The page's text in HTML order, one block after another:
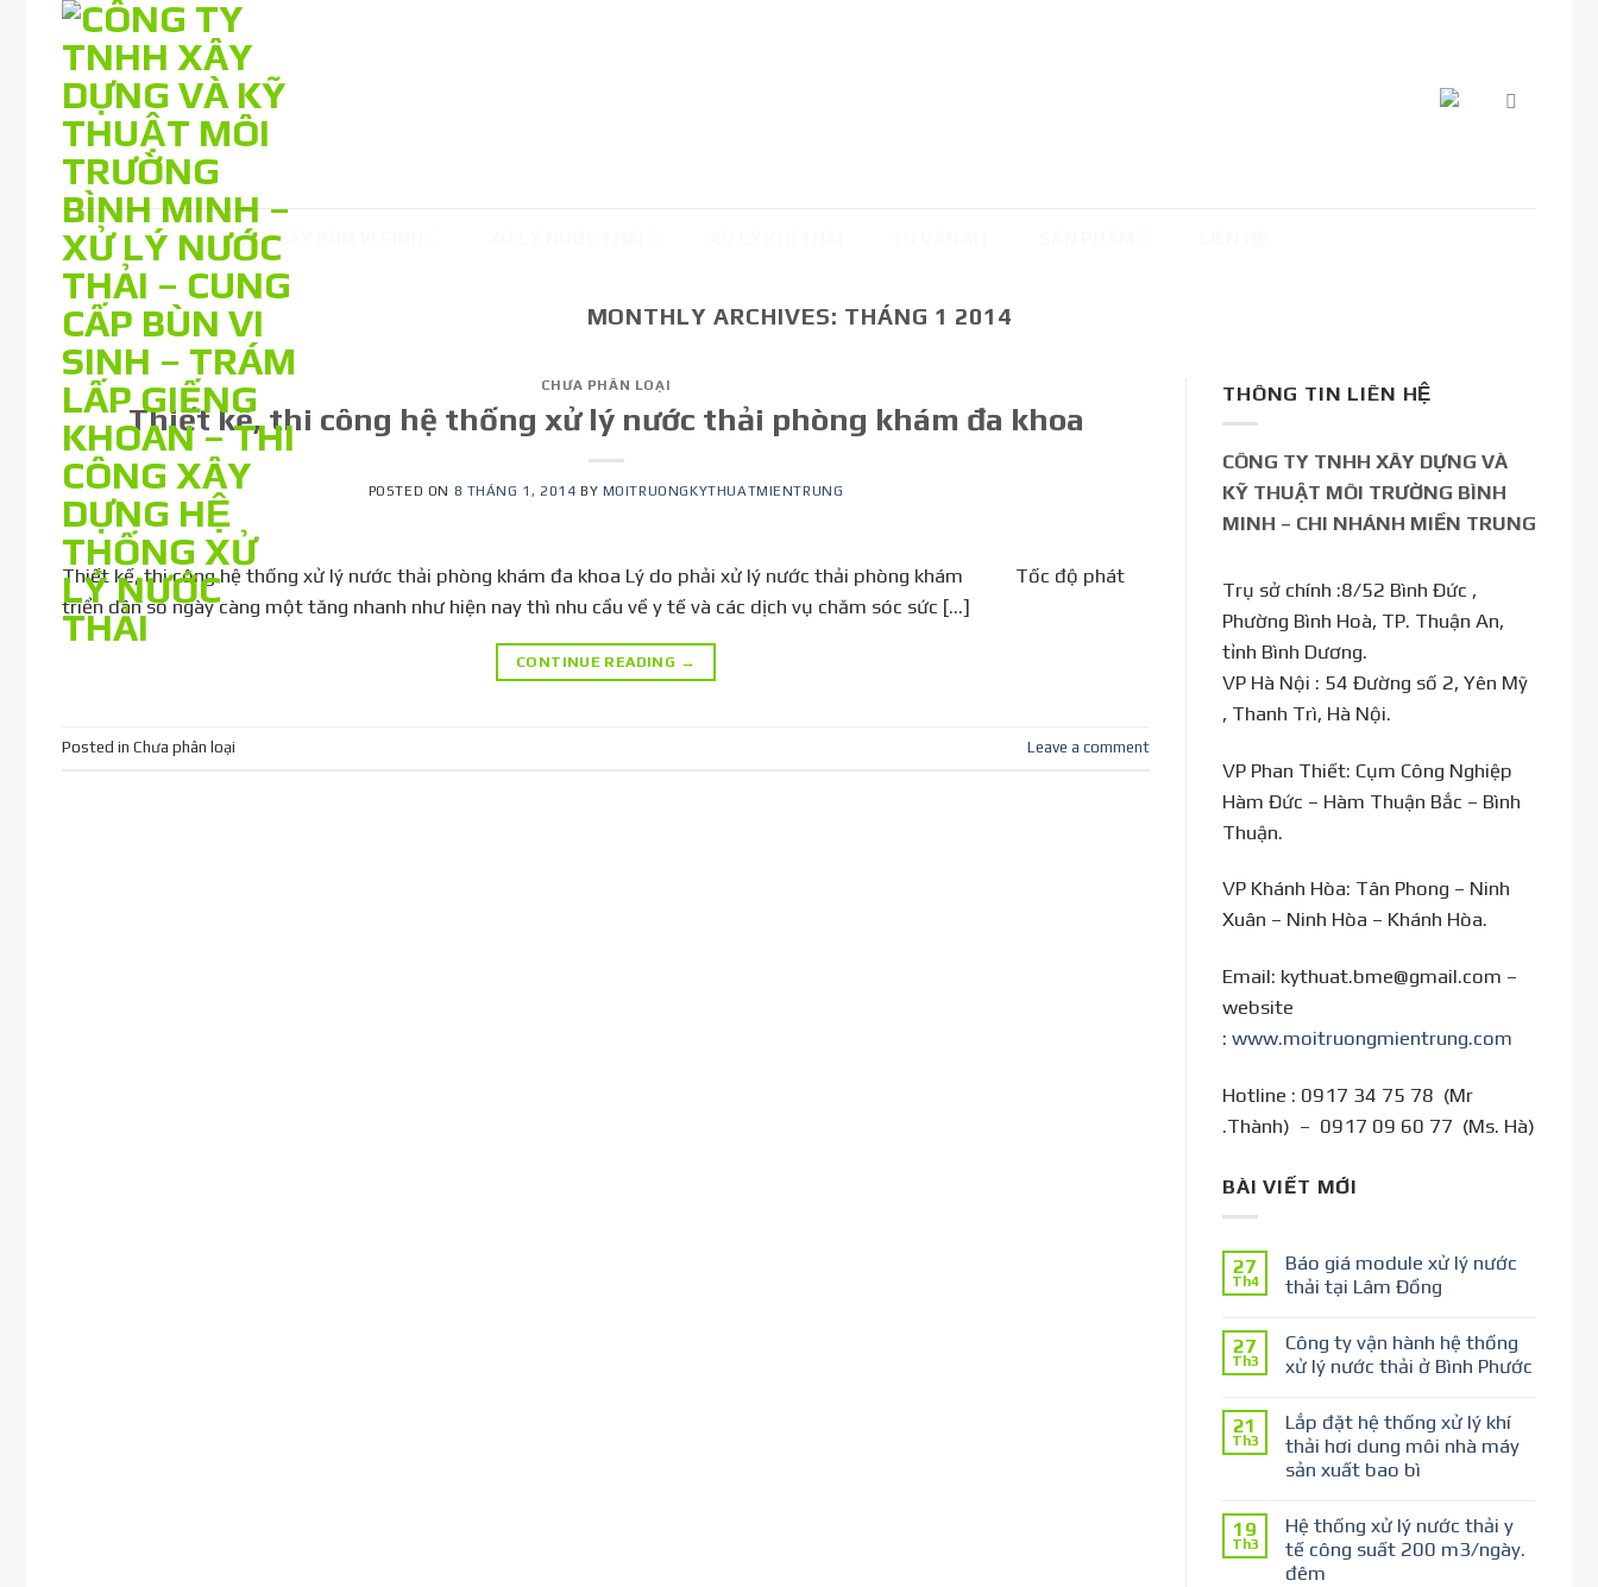
content
TRANG CHỦ NUÔI CẤY BÙN VI SINH
MONTHLY ARCHIVES: THÁNG 1 2014
CHƯA PHÂN LOẠI
Thiết kế, thi công hệ thống xử lý nước thải phòng khám đa khoa
POSTED ON 8 THÁNG 1, 2014 BY MOITRUONGKYTHUATMIENTRUNG
Thiết kế, thi công hệ thống xử lý nước thải phòng khám đa khoa Lý do phải xử lý nước thải phòng khám Tốc độ phát
triển dân số ngày càng một tăng nhanh như hiện nay thì nhu cầu về y tế và các dịch vụ chăm sóc sức […]
CONTINUE READING →
Posted in Chưa phân loại Leave a comment
THÔNG TIN LIÊN HỆ
CÔNG TY TNHH XÂY DỰNG VÀ
KỸ THUẬT MÔI TRƯỜNG BÌNH
MINH – CHI NHÁNH MIỀN TRUNG
Trụ sở chính :8/52 Bình Đức ,
Phường Bình Hoà, TP. Thuận An,
tỉnh Bình Dương.
VP Hà Nội : 54 Đường số 2, Yên Mỹ
, Thanh Trì, Hà Nội.
VP Phan Thiết: Cụm Công Nghiệp
Hàm Đức – Hàm Thuận Bắc – Bình
Thuận.
VP Khánh Hòa: Tân Phong – Ninh
Xuân – Ninh Hòa – Khánh Hòa.
Email: kythuat.bme@gmail.com –
website
: www.moitruongmientrung.com
Hotline : 0917 34 75 78 (Mr
.Thành) – 0917 09 60 77 (Ms. Hà)
BÀI VIẾT MỚI
27
Th4
Báo giá module xử lý nước
thải tại Lâm Đồng
27
Th3
Công ty vận hành hệ thống
xử lý nước thải ở Bình Phước
21
Th3
Lắp đặt hệ thống xử lý khí
thải hơi dung môi nhà máy
sản xuất bao bì
19
Th3
Hệ thống xử lý nước thải y
tế công suất 200 m3/ngày.
đêm